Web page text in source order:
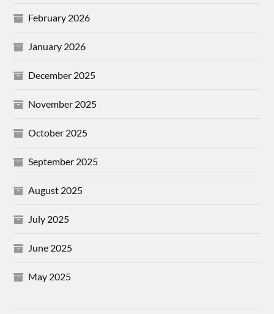
February 2026
January 2026
December 2025
November 2025
October 2025
September 2025
August 2025
July 2025
June 2025
May 2025